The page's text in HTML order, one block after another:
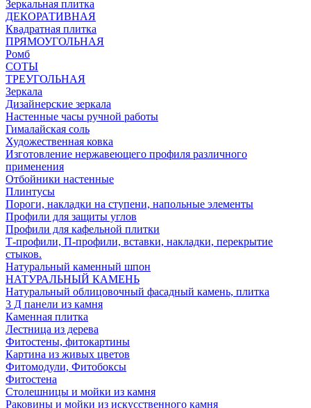
Зеркальная плитка
ДЕКОРАТИВНАЯ
Квадратная плитка
ПРЯМОУГОЛЬНАЯ
Ромб
СОТЫ
ТРЕУГОЛЬНАЯ
Зеркала
Дизайнерские зеркала
Настенные часы ручной работы
Гималайская соль
Художественная ковка
Изготовление нержавеющего профиля различного
применения
Отбойники настенные
Плинтусы
Пороги, накладки на ступени, напольные элементы
Профили для защиты углов
Профили для кафельной плитки
Т-профили, П-профили, вставки, накладки, перекрытие
стыков.
Натуральный каменный шпон
НАТУРАЛЬНЫЙ КАМЕНЬ
Натуральный облицовочный фасадный камень, плитка
3 Д панели из камня
Каменная плитка
Лестница из дерева
Фитостены, фитокартины
Картина из живых цветов
Фитомодули, Фитобоксы
Фитостена
Столешницы и мойки из камня
Раковины и мойки из искусственного камня